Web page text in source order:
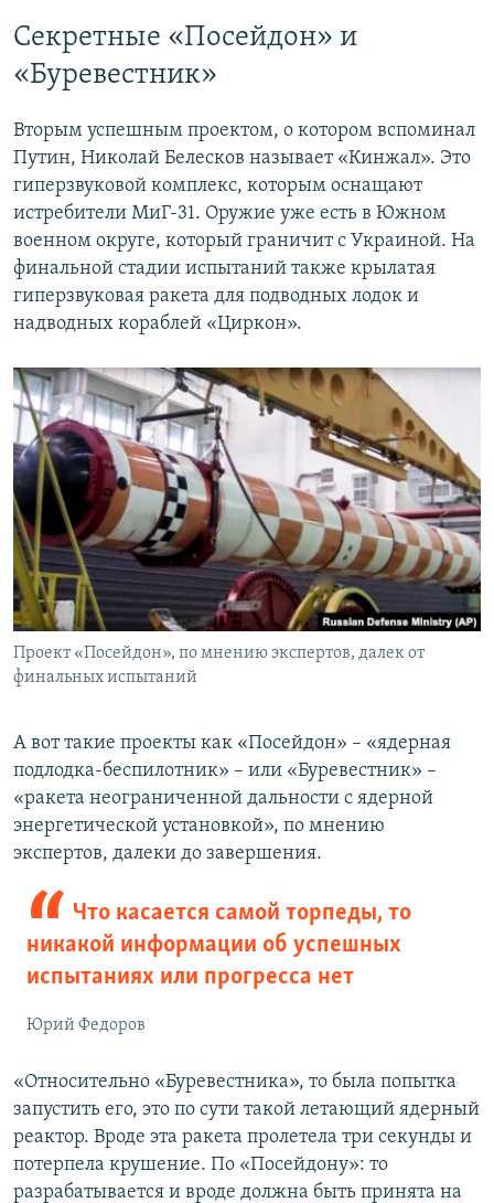
Секретные «Посейдон» и
«Буревестник»
Вторым успешным проектом, о котором вспоминал
Путин, Николай Белесков называет «Кинжал». Это
гиперзвуковой комплекс, которым оснащают
истребители МиГ-31. Оружие уже есть в Южном
военном округе, который граничит с Украиной. На
финальной стадии испытаний также крылатая
гиперзвуковая ракета для подводных лодок и
надводных кораблей «Циркон».
Проект «Посейдон», по мнению экспертов, далек от
финальных испытаний
А вот такие проекты как «Посейдон» – «ядерная
подлодка-беспилотник» – или «Буревестник» –
«ракета неограниченной дальности с ядерной
энергетической установкой», по мнению
экспертов, далеки до завершения.
Что касается самой торпеды, то
никакой информации об успешных
испытаниях или прогресса нет
Юрий Федоров
«Относительно «Буревестника», то была попытка
запустить его, это по сути такой летающий ядерный
реактор. Вроде эта ракета пролетела три секунды и
потерпела крушение. По «Посейдону»: то
разрабатывается и вроде должна быть принята на